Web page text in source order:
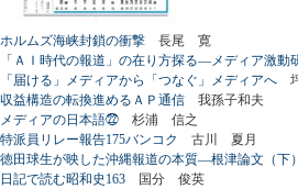
ホルムズ海峡封鎖の衝撃 長尾 寛
「ＡＩ時代の報道」の在り方探る―メディア激動
「届ける」メディアから「つなぐ」メディアへ
収益構造の転換進めるＡＰ通信 我孫子和夫
メディアの日本語㉒ 杉浦 信之
特派員リレー報告175バンコク
古川 夏月
徳田球生が映した沖縄報道の本質―根津論文（下）
日記で読む昭和史163 国分 俊英